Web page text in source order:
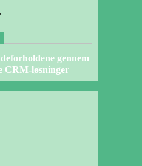
gennem
CRM-løsninger